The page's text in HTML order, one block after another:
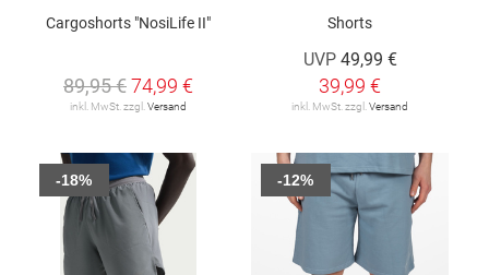
Cargoshorts "NosiLife II"
89,95 €74,99 €
inkl. MwSt. zzgl. Versand
Shorts
UVP 49,99 €
39,99 €
inkl. MwSt. zzgl. Versand
-18% -12%